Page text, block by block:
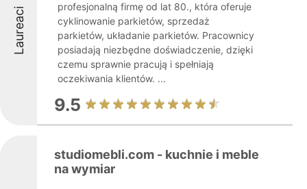
Laureaci
profesjonalną firmę od lat 80., która oferuje
cyklinowanie parkietów, sprzedaż
parkietów, układanie parkietów. Pracownicy
posiadają niezbędne doświadczenie, dzięki
czemu sprawnie pracują i spełniają
oczekiwania klientów. ...
9.5
studiomebli.com - kuchnie i meble
na wymiar